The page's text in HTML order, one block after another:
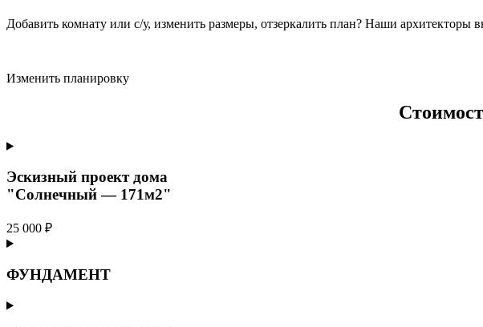
Добавить комнату или с/у, изменить размеры, отзеркалить план? Наши архитекторы
Изменить планировку
Эскизный проект дома
"Солнечный — 171м2"
25 000 ₽
ФУНДАМЕНТ